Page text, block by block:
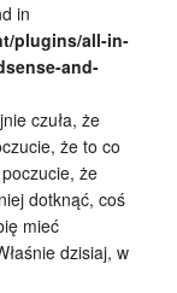
in
plugins/all-in-
and-
czuła, że
że to co
że
dotknąć, coś
mieć
dzisiaj, w